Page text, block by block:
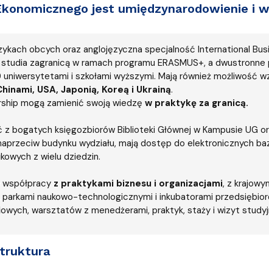
jest umiędzynarodowienie i
obcych oraz anglojęzyczna specjalność International
zagranicą w ramach programu ERASMUS+, a dwustronne
i szkołami wyższymi. Mają również możliwość
USA, Japonią, Koreą i Ukrainą.
mogą zamienić swoją wiedzęw praktykę za granicą.
bogatych księgozbiorów Biblioteki Głównej w Kampusie UG
budynku wydziału, mają dostęp do elektronicznych
z wielu dziedzin.
z praktykami biznesu i organizacjami, z
naukowo-technologicznymi i inkubatorami
warsztatów z menedżerami, praktyk, staży i wizyt